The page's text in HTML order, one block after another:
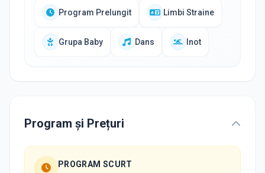
Program Prelungit Limbi Straine
Grupa Baby Dans Inot
Program și Prețuri
PROGRAM SCURT